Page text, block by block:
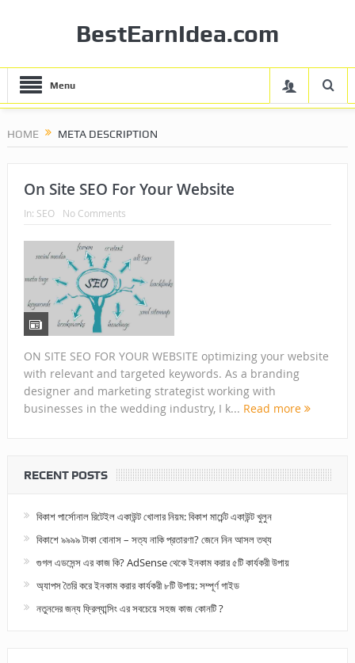
BestEarnIdea.com
Menu
HOME META DESCRIPTION
On Site SEO For Your Website
In: SEO No Comments
ON SITE SEO FOR YOUR WEBSITE optimizing your website
with relevant and targeted keywords. As a branding
designer and marketing strategist working with
businesses in the wedding industry, I k... Read more
RECENT POSTS
বিকাশ পার্সোনাল রিটেইল একাউন্ট খোলার নিয়ম: বিকাশ মার্চেন্ট একাউন্ট খুলুন
বিকাশে ৯৯৯৯ টাকা বোনাস – সত্য নাকি প্রতারণা? জেনে নিন আসল তথ্য
গুগল এডসেন্স এর কাজ কি? AdSense থেকে ইনকাম করার ৫টি কার্যকরী উপায়
অ্যাপস তৈরি করে ইনকাম করার কার্যকরী ৮টি উপায়: সম্পূর্ণ গাইড
নতুনদের জন্য ফ্রিল্যান্সিং এর সবচেয়ে সহজ কাজ কোনটি ?